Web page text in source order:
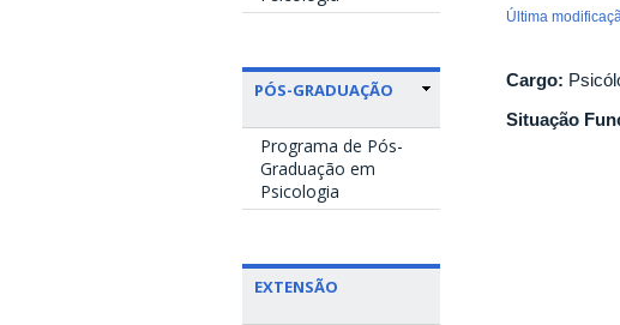
PÓS-GRADUAÇÃO
Programa de Pós-
Graduação em
Psicologia
EXTENSÃO
Última
Cargo:
Situação